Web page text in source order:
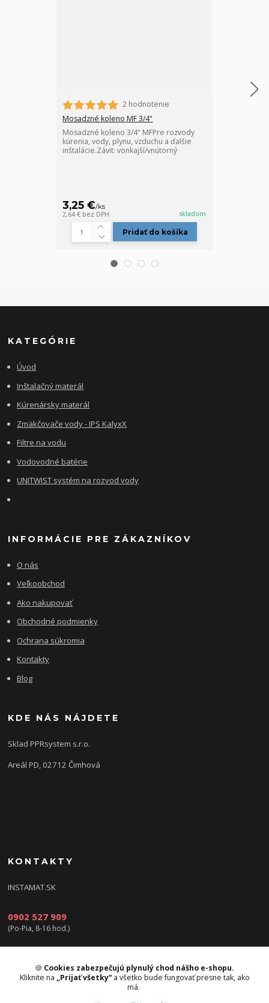
2 hodnotenie
Mosadzné koleno MF 3/4"
Mosadzné koleno 3/4" MFPre rozvody
kúrenia, vody, plynu, vzduchu a ďalšie
inštalácie.Závit: vonkajší/vnútorný
3,25 €/ks
2,64 € bez DPH skladom
Pridať do košíka
KATEGÓRIE
Úvod
Inštalačný materál
Kúrenársky materál
Zmäkčovače vody - IPS KalyxX
Filtre na vodu
Vodovodné batérie
UNITWIST systém na rozvod vody
INFORMÁCIE PRE ZÁKAZNÍKOV
O nás
Veľkoobchod
Ako nakupovať
Obchodné podmienky
Ochrana súkromia
Kontakty
Blog
KDE NÁS NÁJDETE
Sklad PPRsystem s.r.o.
Areál PD, 02712 Čimhová
KONTAKTY
INSTAMAT.SK
0902 527 909
(Po-Pia, 8-16 hod.)
info@instamat.sk
🍪 Cookies zabezpečujú plynulý chod nášho e-shopu.
Kliknite na „Prijať všetky“a všetko bude fungovať presne tak, ako
má.